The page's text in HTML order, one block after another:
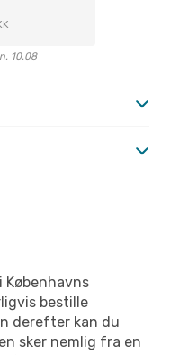
10.08
Københavns
bestille
derefter kan du
sker nemlig fra en